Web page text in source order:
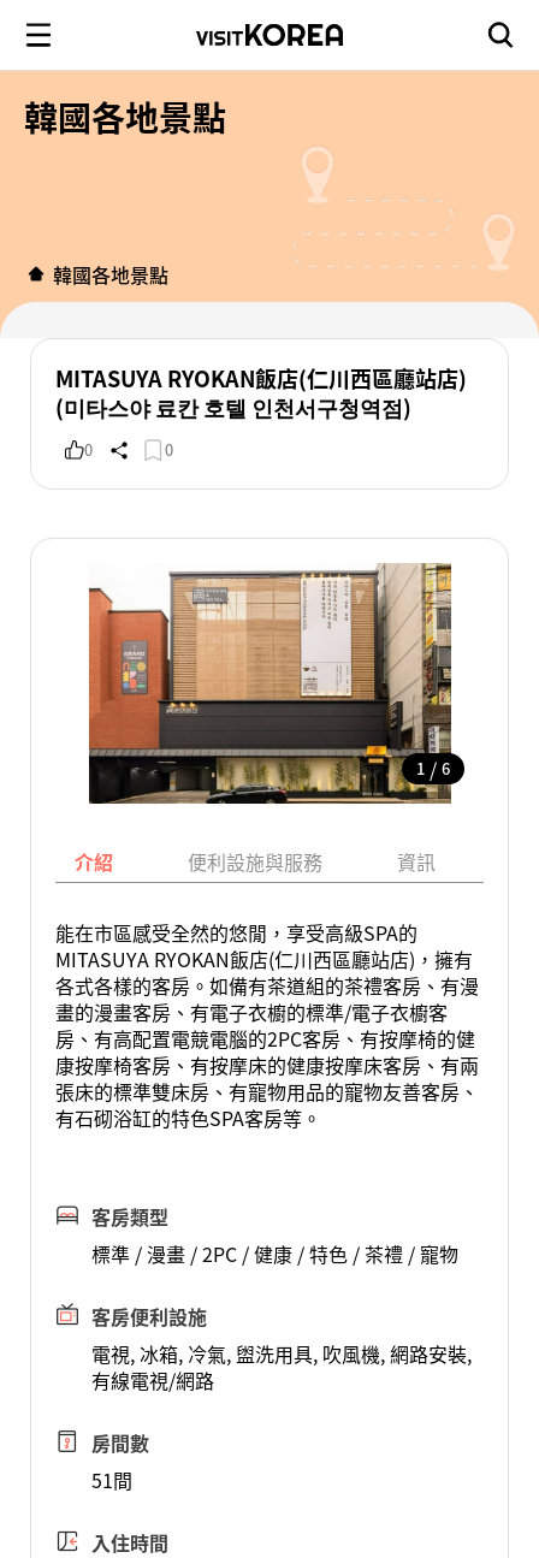
韓國各地景點
韓國各地景點
MITASUYA RYOKAN飯店(仁川西區廳站店)
(미타스야 료칸 호텔 인천서구청역점)
0 0
1 / 6
介紹 便利設施與服務 資訊
能在市區感受全然的悠閒，享受高級SPA的
MITASUYA RYOKAN飯店(仁川西區廳站店)，擁有
各式各樣的客房。如備有茶道組的茶禮客房、有漫
畫的漫畫客房、有電子衣櫥的標準/電子衣櫥客
房、有高配置電競電腦的2PC客房、有按摩椅的健
康按摩椅客房、有按摩床的健康按摩床客房、有兩
張床的標準雙床房、有寵物用品的寵物友善客房、
有石砌浴缸的特色SPA客房等。
客房類型
標準 / 漫畫 / 2PC / 健康 / 特色 / 茶禮 / 寵物
客房便利設施
電視, 冰箱, 冷氣, 盥洗用具, 吹風機, 網路安裝,
有線電視/網路
房間數
51間
入住時間